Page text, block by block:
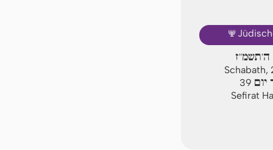
🕎
ה'תשמ"ז
Schabath,
39
Sefirat